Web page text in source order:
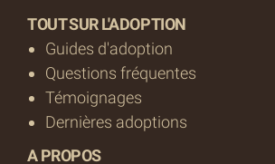
TOUT SUR L'ADOPTION
Guides d'adoption
Questions fréquentes
Témoignages
Dernières adoptions
A PROPOS